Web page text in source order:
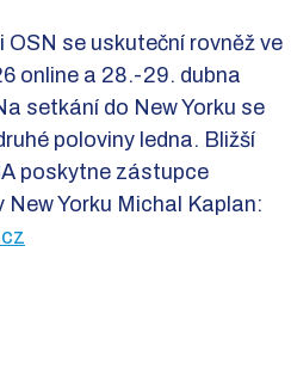
se uskuteční rovněž ve
online a 28.-29. dubna
setkání do New Yorku se
poloviny ledna. Bližší
poskytne zástupce
Yorku Michal Kaplan: